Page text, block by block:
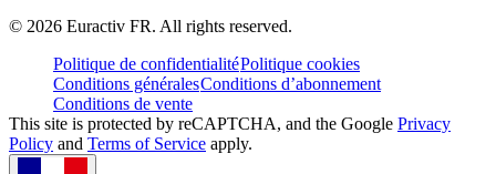
© 2026 Euractiv FR. All rights reserved.
Politique de confidentialitéPolitique cookies
Conditions généralesConditions d’abonnement
Conditions de vente
This site is protected by reCAPTCHA, and the Google Privacy
Policy and Terms of Service apply.